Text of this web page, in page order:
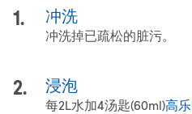
冲洗
冲洗掉已疏松的脏污。
浸泡
每2L水加4汤匙(60ml)高